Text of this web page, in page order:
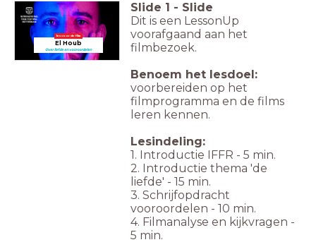
El Houb
les voor de film
Over liefde en vooroordelen
Slide 1 - Slide
Dit is een LessonUp
voorafgaand aan het
filmbezoek.
Benoem het lesdoel:
voorbereiden op het
filmprogramma en de films
leren kennen.
Lesindeling:
1. Introductie IFFR - 5 min.
2. Introductie thema 'de
liefde' - 15 min.
3. Schrijfopdracht
vooroordelen - 10 min.
4. Filmanalyse en kijkvragen -
5 min.